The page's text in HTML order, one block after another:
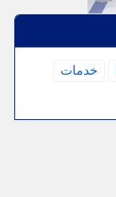
خدمات